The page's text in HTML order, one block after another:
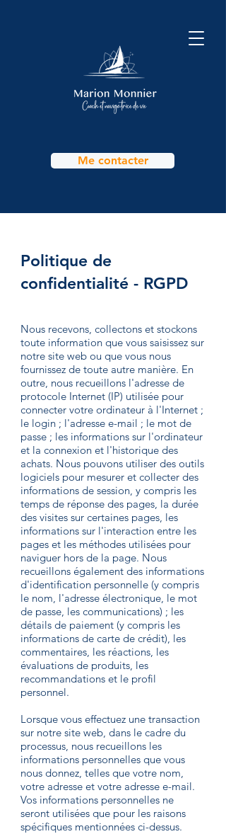
Me contacter
Politique de
confidentialité - RGPD
Nous recevons, collectons et stockons
toute information que vous saisissez sur
notre site web ou que vous nous
fournissez de toute autre manière. En
outre, nous recueillons l'adresse de
protocole Internet (IP) utilisée pour
connecter votre ordinateur à l'Internet ;
le login ; l'adresse e-mail ; le mot de
passe ; les informations sur l'ordinateur
et la connexion et l'historique des
achats. Nous pouvons utiliser des outils
logiciels pour mesurer et collecter des
informations de session, y compris les
temps de réponse des pages, la durée
des visites sur certaines pages, les
informations sur l'interaction entre les
pages et les méthodes utilisées pour
naviguer hors de la page. Nous
recueillons également des informations
d'identification personnelle (y compris
le nom, l'adresse électronique, le mot
de passe, les communications) ; les
détails de paiement (y compris les
informations de carte de crédit), les
commentaires, les réactions, les
évaluations de produits, les
recommandations et le profil
personnel.
Lorsque vous effectuez une transaction
sur notre site web, dans le cadre du
processus, nous recueillons les
informations personnelles que vous
nous donnez, telles que votre nom,
votre adresse et votre adresse e-mail.
Vos informations personnelles ne
seront utilisées que pour les raisons
spécifiques mentionnées ci-dessus.